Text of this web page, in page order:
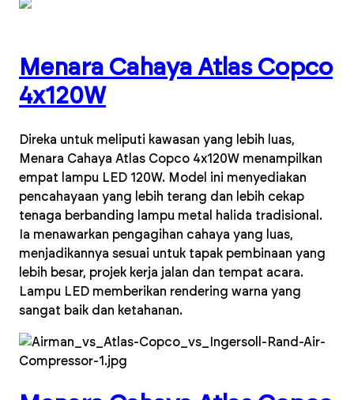
Menara Cahaya Atlas Copco
4x120W
Direka untuk meliputi kawasan yang lebih luas,
Menara Cahaya Atlas Copco 4x120W menampilkan
empat lampu LED 120W. Model ini menyediakan
pencahayaan yang lebih terang dan lebih cekap
tenaga berbanding lampu metal halida tradisional.
Ia menawarkan pengagihan cahaya yang luas,
menjadikannya sesuai untuk tapak pembinaan yang
lebih besar, projek kerja jalan dan tempat acara.
Lampu LED memberikan rendering warna yang
sangat baik dan ketahanan.